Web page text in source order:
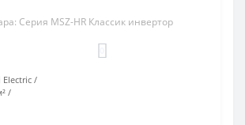
Серия MSZ-HR Классик инвертор